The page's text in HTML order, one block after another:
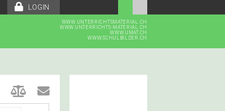
LOGIN
WWW.UNTERRICHTSMATERIAL.CH
WWW.UNTERRICHTS-MATERIAL.CH
WWW.UMAT.CH
WWW.SCHULBILDER.CH